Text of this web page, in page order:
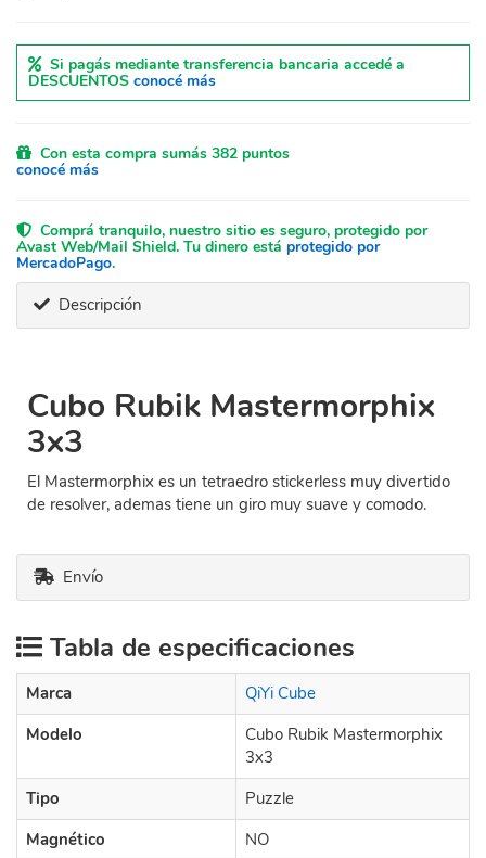
Si pagás mediante transferencia bancaria accedé a
DESCUENTOS conocé más
Con esta compra sumás 382 puntos
conocé más
Comprá tranquilo, nuestro sitio es seguro, protegido por
Avast Web/Mail Shield. Tu dinero está protegido por
MercadoPago.
Descripción
Cubo Rubik Mastermorphix
3x3
El Mastermorphix es un tetraedro stickerless muy divertido
de resolver, ademas tiene un giro muy suave y comodo.
Envío
Tabla de especificaciones
Marca
QiYi Cube
Modelo
Cubo Rubik Mastermorphix
3x3
Tipo
Puzzle
Magnético
NO